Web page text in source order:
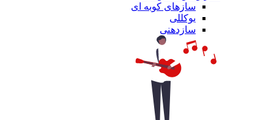
سازهای کوبه ای
یوکللی
سازدهنی